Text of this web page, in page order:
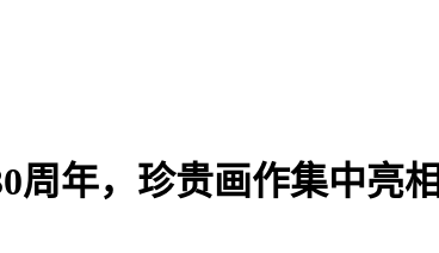
周年，珍贵画作集中亮相